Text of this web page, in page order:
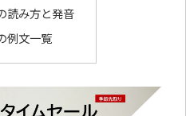
読み方と発音
例文一覧